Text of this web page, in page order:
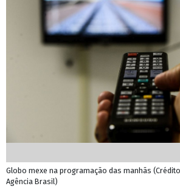
Globo mexe na programação das manhãs (Crédito:
Agência Brasil)